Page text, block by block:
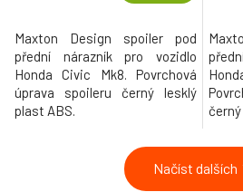
Maxton Design spoiler pod
přední nárazník pro vozidlo
Honda Civic Mk8. Povrchová
úprava spoileru černý lesklý
plast ABS.
Načíst dalších